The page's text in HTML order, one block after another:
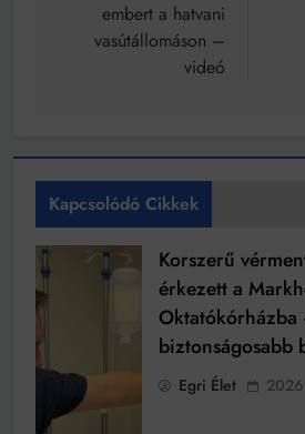
embert a hatvani
vasútállomáson –
videó
Kapcsolódó Cikkek
Korszerű
érkezett a
Oktatókórházba
biztonságosabb
Egri Élet